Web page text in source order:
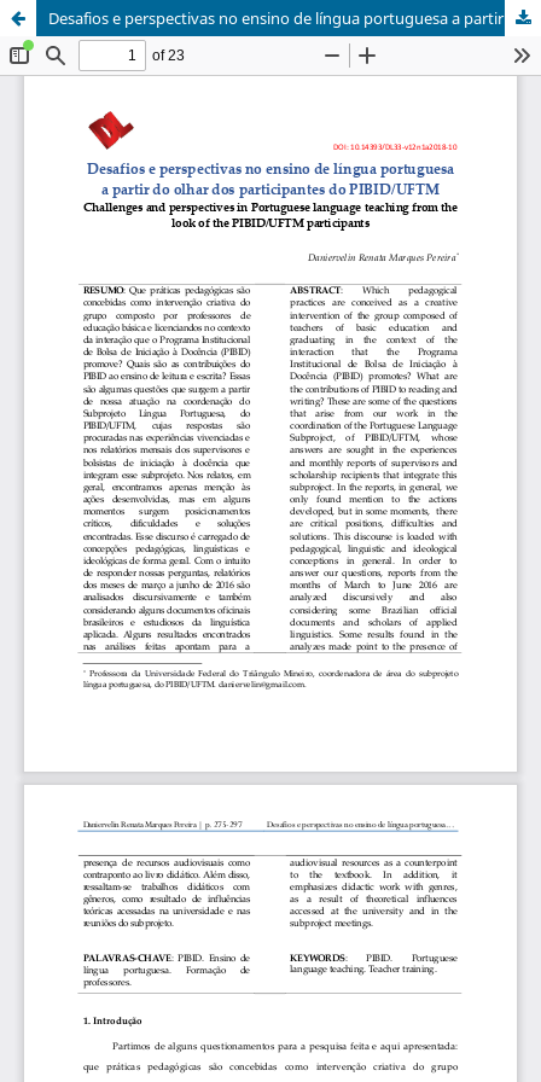
Desafios e perspectivas no ensino de língua portuguesa a partir do olhar dos participantes do PIBID/UFTM